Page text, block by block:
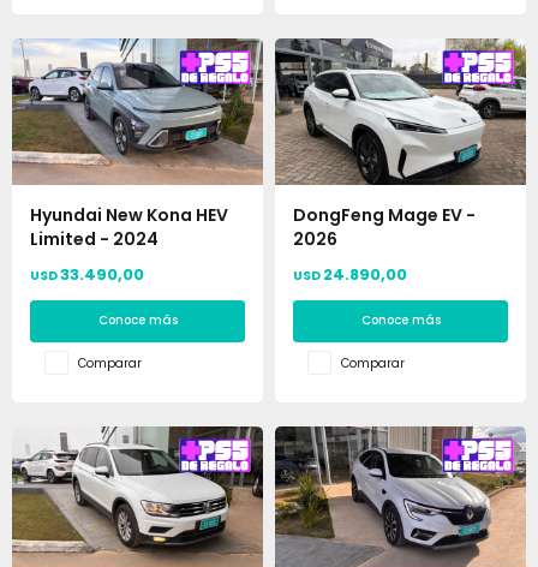
Hyundai New Kona HEV
Limited - 2024
USD33.490,00
Conoce más
Comparar
DongFeng Mage EV -
2026
USD 24.890,00
Conoce más
Comparar